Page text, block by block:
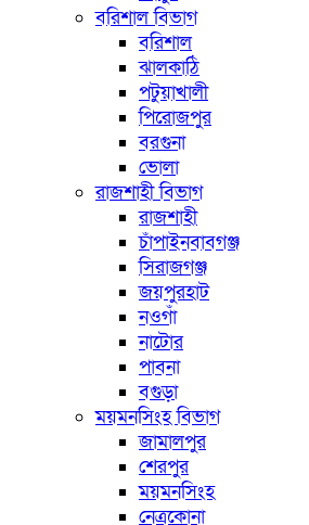
বরিশাল বিভাগ
বরিশাল
ঝালকাঠি
পটুয়াখালী
পিরোজপুর
বরগুনা
ভোলা
রাজশাহী বিভাগ
রাজশাহী
চাঁপাইনবাবগঞ্জ
সিরাজগঞ্জ
জয়পুরহাট
নওগাঁ
নাটোর
পাবনা
বগুড়া
ময়মনসিংহ বিভাগ
জামালপুর
শেরপুর
ময়মনসিংহ
নেত্রকোনা